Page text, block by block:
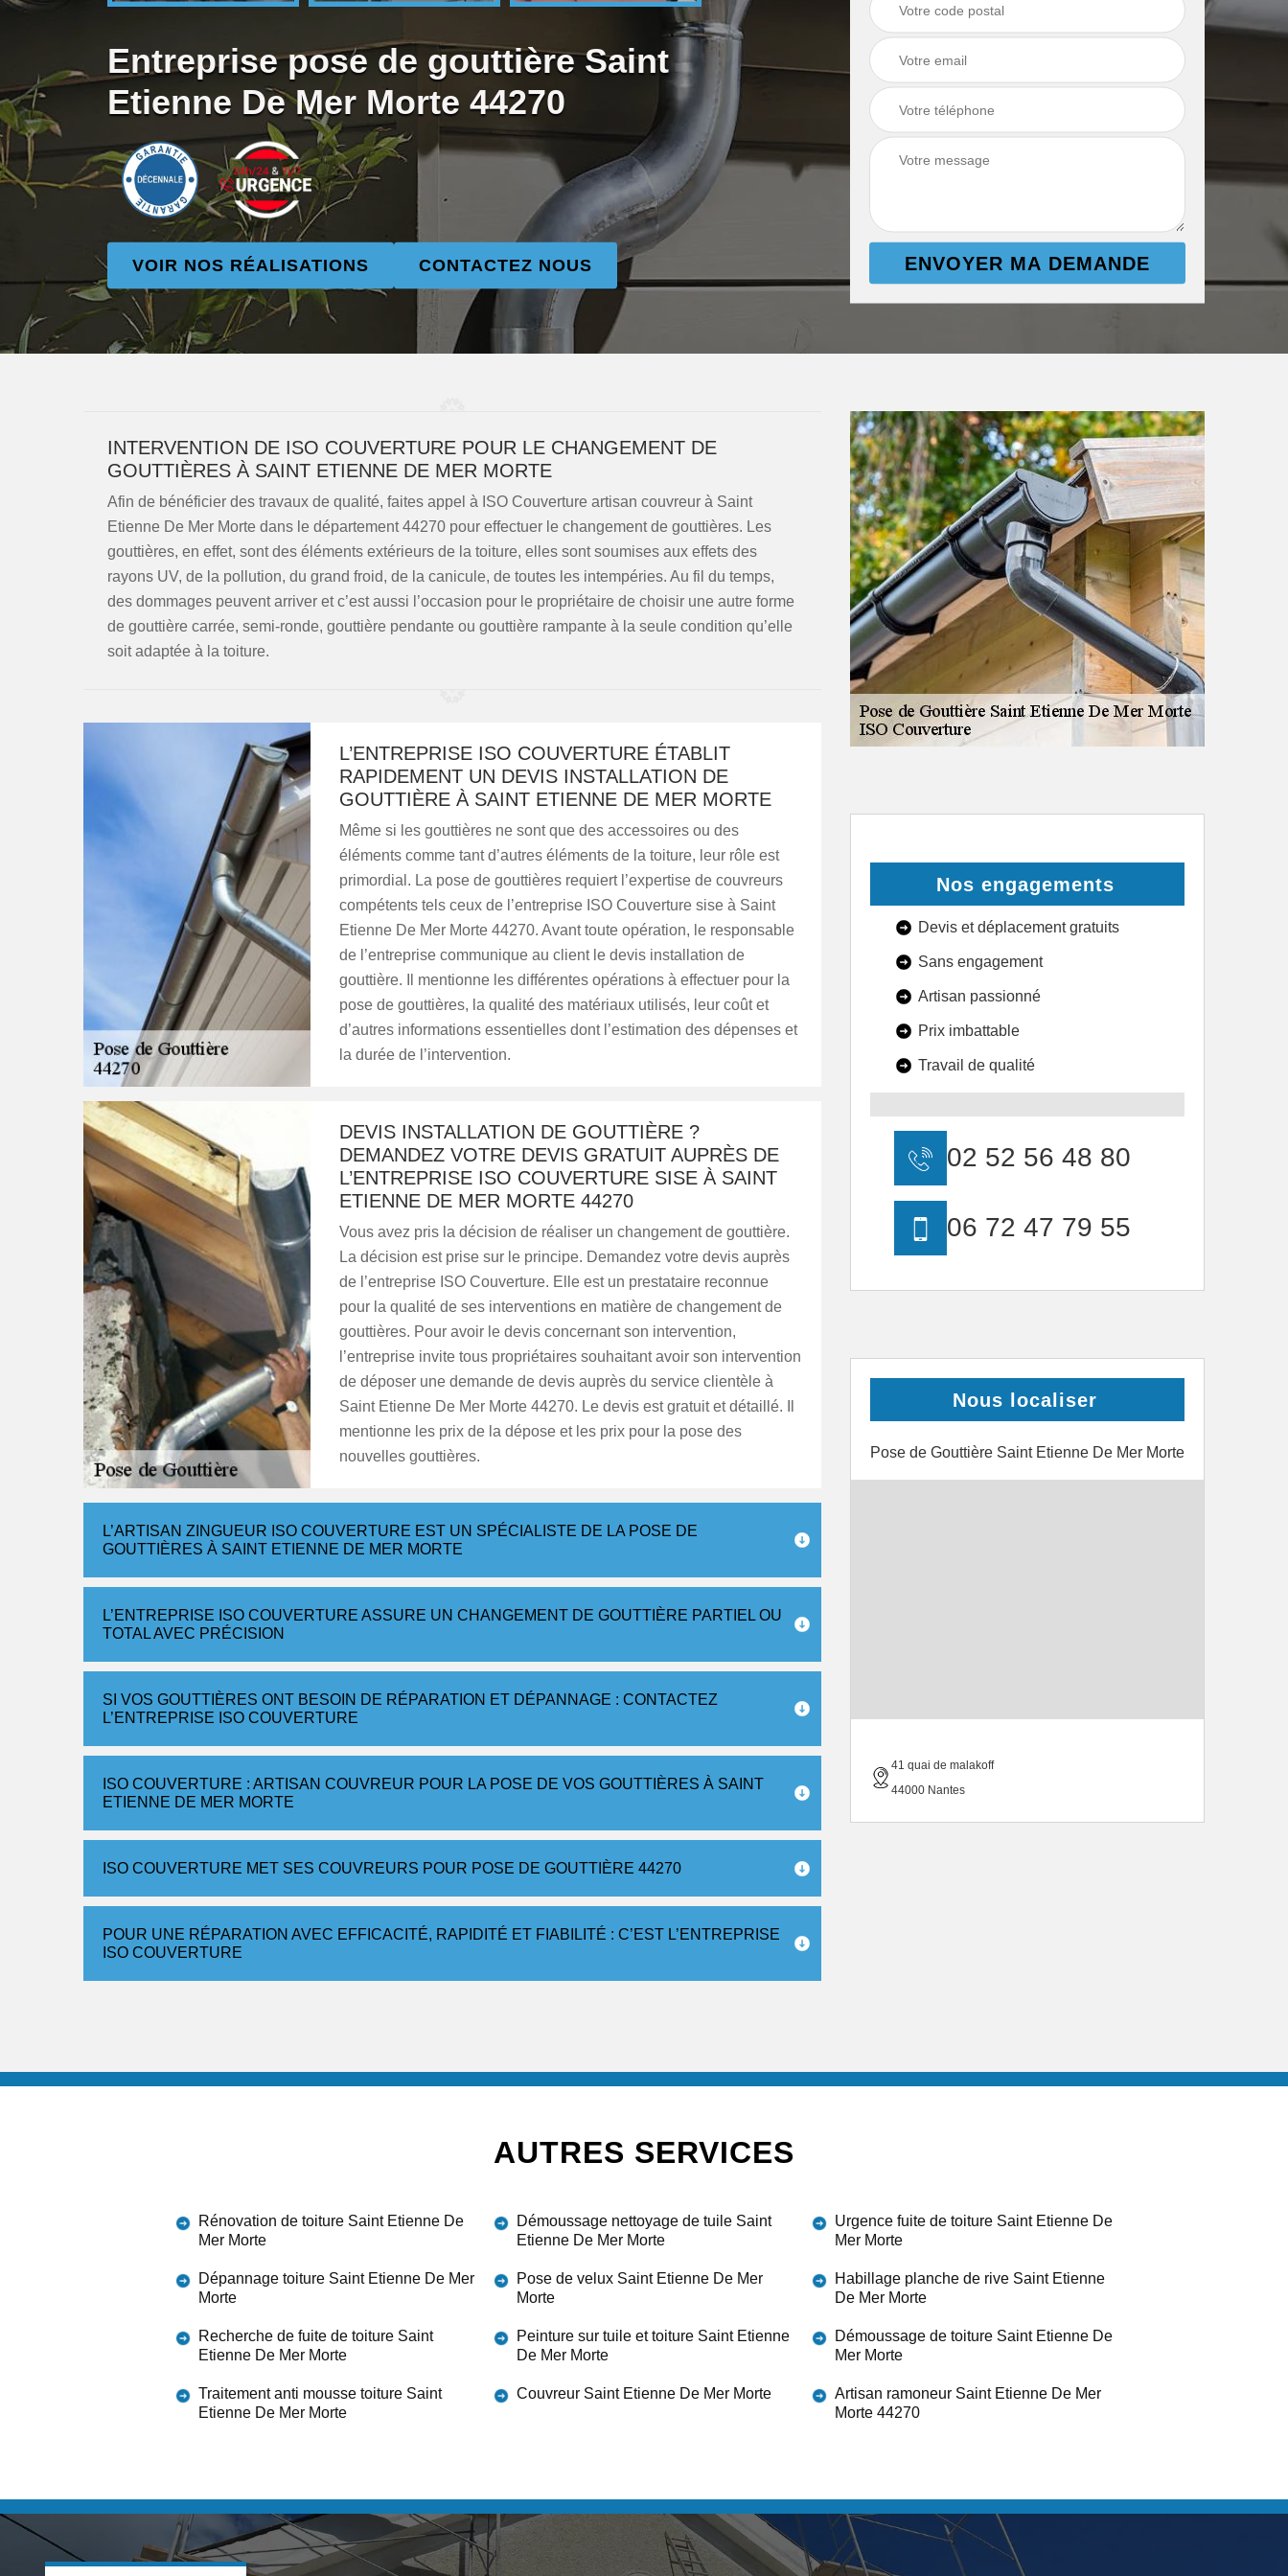
Entreprise pose de gouttière Saint
Etienne De Mer Morte 44270
VOIR NOS RÉALISATIONS CONTACTEZ NOUS
INTERVENTION DE ISO COUVERTURE POUR LE CHANGEMENT DE
GOUTTIÈRES À SAINT ETIENNE DE MER MORTE
Afin de bénéficier des travaux de qualité, faites appel à ISO Couverture artisan couvreur à Saint
Etienne De Mer Morte dans le département 44270 pour effectuer le changement de gouttières. Les
gouttières, en effet, sont des éléments extérieurs de la toiture, elles sont soumises aux effets des
rayons UV, de la pollution, du grand froid, de la canicule, de toutes les intempéries. Au fil du temps,
des dommages peuvent arriver et c’est aussi l’occasion pour le propriétaire de choisir une autre forme
de gouttière carrée, semi-ronde, gouttière pendante ou gouttière rampante à la seule condition qu’elle
soit adaptée à la toiture.
L’ENTREPRISE ISO COUVERTURE ÉTABLIT
RAPIDEMENT UN DEVIS INSTALLATION DE
GOUTTIÈRE À SAINT ETIENNE DE MER MORTE
Même si les gouttières ne sont que des accessoires ou des
éléments comme tant d’autres éléments de la toiture, leur rôle est
primordial. La pose de gouttières requiert l’expertise de couvreurs
compétents tels ceux de l’entreprise ISO Couverture sise à Saint
Etienne De Mer Morte 44270. Avant toute opération, le responsable
de l’entreprise communique au client le devis installation de
gouttière. Il mentionne les différentes opérations à effectuer pour la
pose de gouttières, la qualité des matériaux utilisés, leur coût et
d’autres informations essentielles dont l’estimation des dépenses et
la durée de l’intervention.
DEVIS INSTALLATION DE GOUTTIÈRE ?
DEMANDEZ VOTRE DEVIS GRATUIT AUPRÈS DE
L’ENTREPRISE ISO COUVERTURE SISE À SAINT
ETIENNE DE MER MORTE 44270
Vous avez pris la décision de réaliser un changement de gouttière.
La décision est prise sur le principe. Demandez votre devis auprès
de l’entreprise ISO Couverture. Elle est un prestataire reconnue
pour la qualité de ses interventions en matière de changement de
gouttières. Pour avoir le devis concernant son intervention,
l’entreprise invite tous propriétaires souhaitant avoir son intervention
de déposer une demande de devis auprès du service clientèle à
Saint Etienne De Mer Morte 44270. Le devis est gratuit et détaillé. Il
mentionne les prix de la dépose et les prix pour la pose des
nouvelles gouttières.
L’ARTISAN ZINGUEUR ISO COUVERTURE EST UN SPÉCIALISTE DE LA POSE DE
GOUTTIÈRES À SAINT ETIENNE DE MER MORTE
L’ENTREPRISE ISO COUVERTURE ASSURE UN CHANGEMENT DE GOUTTIÈRE PARTIEL OU
TOTAL AVEC PRÉCISION
SI VOS GOUTTIÈRES ONT BESOIN DE RÉPARATION ET DÉPANNAGE : CONTACTEZ
L’ENTREPRISE ISO COUVERTURE
ISO COUVERTURE : ARTISAN COUVREUR POUR LA POSE DE VOS GOUTTIÈRES À SAINT
ETIENNE DE MER MORTE
ISO COUVERTURE MET SES COUVREURS POUR POSE DE GOUTTIÈRE 44270
POUR UNE RÉPARATION AVEC EFFICACITÉ, RAPIDITÉ ET FIABILITÉ : C’EST L’ENTREPRISE
ISO COUVERTURE
Nos engagements
Devis et déplacement gratuits
Sans engagement
Artisan passionné
Prix imbattable
Travail de qualité
02 52 56 48 80
06 72 47 79 55
Nous localiser
Pose de Gouttière Saint Etienne De Mer Morte
41 quai de malakoff
44000 Nantes
AUTRES SERVICES
Rénovation de toiture Saint Etienne De
Mer Morte
Dépannage toiture Saint Etienne De Mer
Morte
Recherche de fuite de toiture Saint
Etienne De Mer Morte
Traitement anti mousse toiture Saint
Etienne De Mer Morte
Démoussage nettoyage de tuile Saint
Etienne De Mer Morte
Pose de velux Saint Etienne De Mer
Morte
Peinture sur tuile et toiture Saint Etienne
De Mer Morte
Couvreur Saint Etienne De Mer Morte
Urgence fuite de toiture Saint Etienne De
Mer Morte
Habillage planche de rive Saint Etienne
De Mer Morte
Démoussage de toiture Saint Etienne De
Mer Morte
Artisan ramoneur Saint Etienne De Mer
Morte 44270